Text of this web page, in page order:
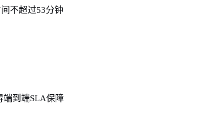
不超过53分钟
端到端SLA保障